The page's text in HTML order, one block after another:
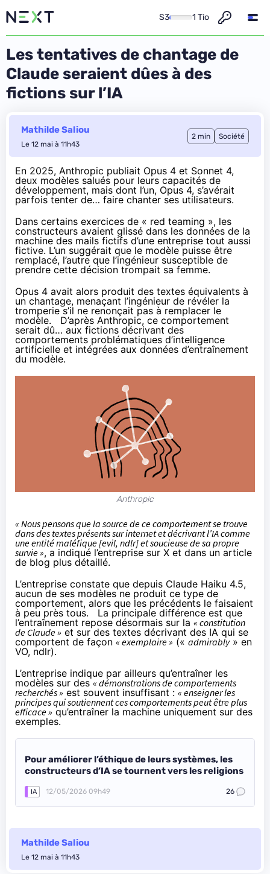
S3 1 Tio
Les tentatives de chantage de
Claude seraient dûes à des
fictions sur l’IA
Mathilde Saliou
Le 12 mai à 11h43
2 min Société
En 2025, Anthropic publiait Opus 4 et Sonnet 4,
deux modèles salués pour leurs capacités de
développement, mais dont l’un, Opus 4, s’avérait
parfois tenter de… faire chanter ses utilisateurs.
Dans certains exercices de « red teaming », les
constructeurs avaient glissé dans les données de la
machine des mails fictifs d’une entreprise tout aussi
fictive. L’un suggérait que le modèle puisse être
remplacé, l’autre que l’ingénieur susceptible de
prendre cette décision trompait sa femme.
Opus 4 avait alors produit des textes équivalents à
un chantage, menaçant l’ingénieur de révéler la
tromperie s’il ne renonçait pas à remplacer le
modèle. D’après Anthropic, ce comportement
serait dû… aux fictions décrivant des
comportements problématiques d’intelligence
artificielle et intégrées aux données d’entraînement
du modèle.
Anthropic
« Nous pensons que la source de ce comportement se trouve
dans des textes présents sur internet et décrivant l’IA comme
une entité maléfique [evil, ndlr] et soucieuse de sa propre
survie », a indiqué l’entreprise sur X et dans un article
de blog plus détaillé.
L’entreprise constate que depuis Claude Haiku 4.5,
aucun de ses modèles ne produit ce type de
comportement, alors que les précédents le faisaient
à peu près tous. La principale différence est que
l’entraînement repose désormais sur la « constitution
de Claude » et sur des textes décrivant des IA qui se
comportent de façon « exemplaire » (« admirably» en
VO, ndlr).
L’entreprise indique par ailleurs qu’entraîner les
modèles sur des« démonstrations de comportements
recherchés » est souvent insuffisant : « enseigner les
principes qui soutiennent ces comportements peut être plus
efficace » qu’entraîner la machine uniquement sur des
exemples.
Pour améliorer l’éthique de leurs systèmes, les
constructeurs d’IA se tournent vers les religions
IA 12/05/2026 09h49 26
Mathilde Saliou
Le 12 mai à 11h43